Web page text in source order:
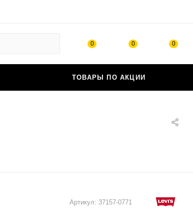
0 0 0
ТОВАРЫ ПО АКЦИИ
Артикул: 37157-0771